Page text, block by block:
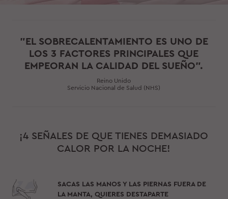
"EL SOBRECALENTAMIENTO ES UNO DE
LOS 3 FACTORES PRINCIPALES QUE
EMPEORAN LA CALIDAD DEL SUEÑO".
Reino Unido
Servicio Nacional de Salud (NHS)
¡4 SEÑALES DE QUE TIENES DEMASIADO
CALOR POR LA NOCHE!
SACAS LAS MANOS Y LAS PIERNAS FUERA DE
LA MANTA, QUIERES DESTAPARTE